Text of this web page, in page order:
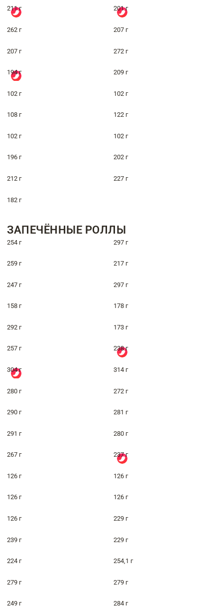
211 г 201 г
262 г 207 г
207 г 272 г
194 г 209 г
102 г 102 г
108 г 122 г
102 г 102 г
196 г 202 г
212 г 227 г
182 г
ЗАПЕЧЁННЫЕ РОЛЛЫ
254 г 297 г
259 г 217 г
247 г 297 г
158 г 178 г
292 г 173 г
257 г 238 г
304 г 314 г
280 г 272 г
290 г 281 г
291 г 280 г
267 г 237 г
126 г 126 г
126 г 126 г
126 г 229 г
239 г 229 г
224 г 254,1 г
279 г 279 г
249 г 284 г